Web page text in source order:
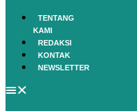
TENTANG
KAMI
REDAKSI
KONTAK
NEWSLETTER